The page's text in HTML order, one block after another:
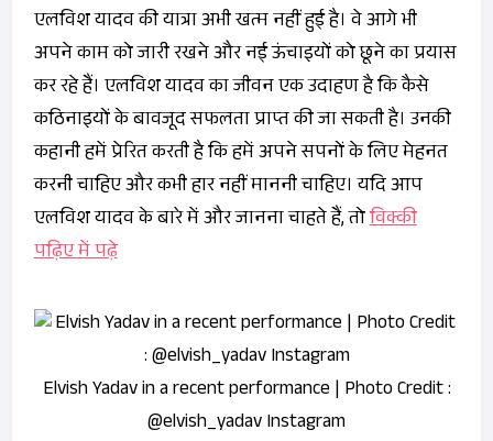
एलविश यादव की यात्रा अभी खत्म नहीं हुई है। वे आगे भी
अपने काम को जारी रखने और नई ऊंचाइयों को छूने का प्रयास
कर रहे हैं। एलविश यादव का जीवन एक उदाहण है कि कैसे
कठिनाइयों के बावजूद सफलता प्राप्त की जा सकती है। उनकी
कहानी हमें प्रेरित करती है कि हमें अपने सपनों के लिए मेहनत
करनी चाहिए और कभी हार नहीं माननी चाहिए। यदि आप
एलविश यादव के बारे में और जानना चाहते हैं, तोविक्की
पढ़िए में पढ़े
Elvish Yadav in a recent performance | Photo Credit :
@elvish_yadav Instagram